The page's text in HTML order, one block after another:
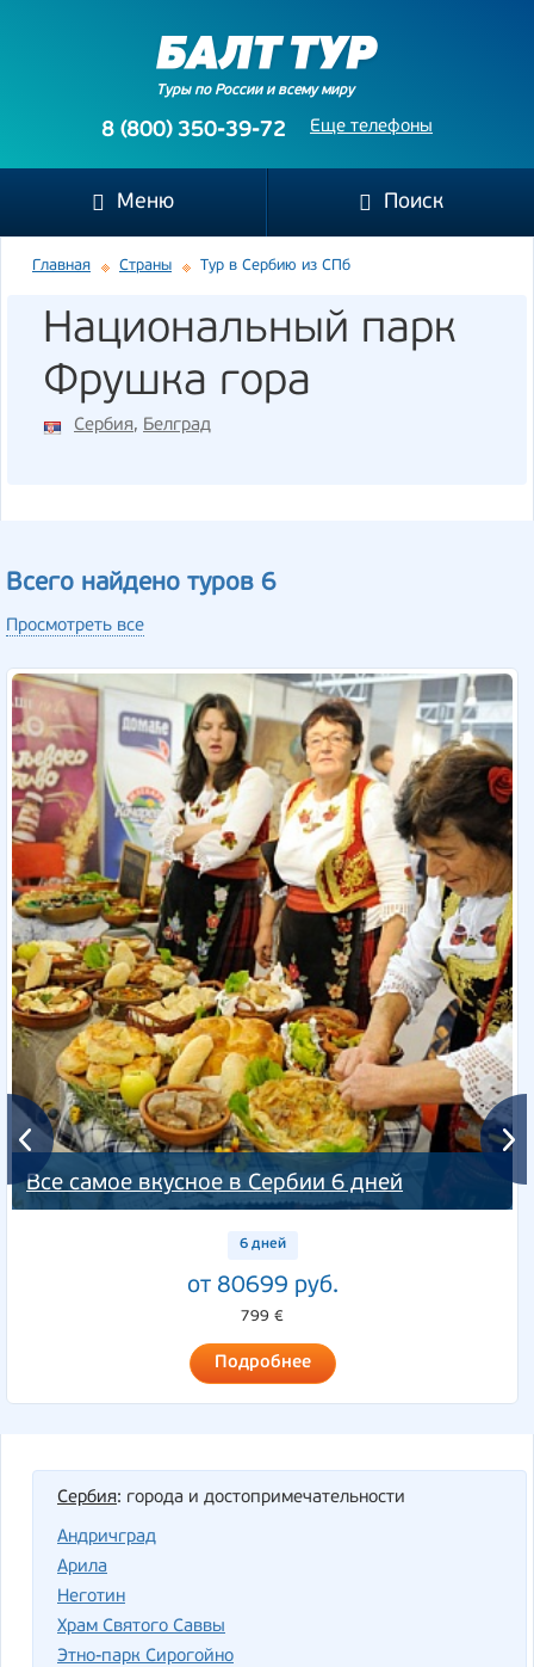
Туры по России и всему миру
Еще телефоны
8 (800) 350-39-72
Меню Поиск
Главная Страны Тур в Сербию из СПб
Национальный парк
Фрушка гора
Сербия, Белград
Всего найдено туров 6
Просмотреть все
Все самое вкусное в Сербии 6 дней
6 дней
от 80699 руб.
799 €
Подробнее
Сербия: города и достопримечательности
Андричград
Арила
Неготин
Храм Святого Саввы
Этно-парк Сирогойно